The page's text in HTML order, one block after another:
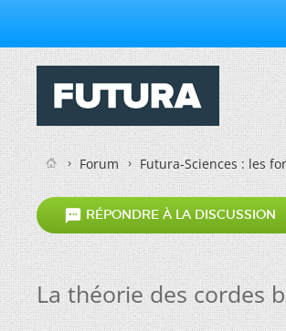
Forum Futura-Sciences : les
 RÉPONDRE À LA DISCUSSION
La théorie des cordes